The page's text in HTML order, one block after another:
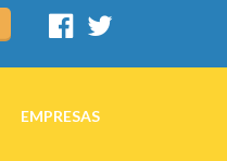
Facebook
EMPRESAS